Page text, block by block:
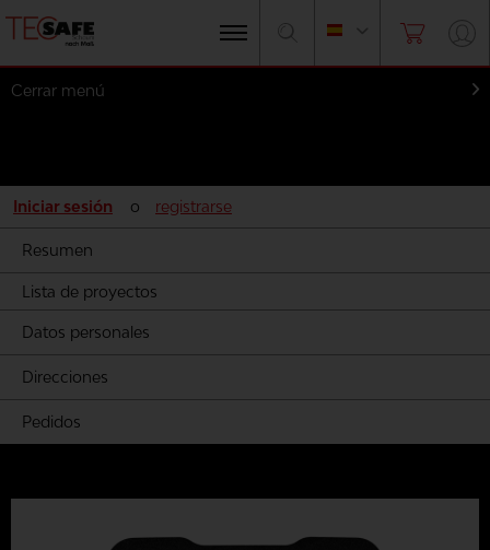
Cerrar menú
Iniciar sesión o registrarse
Resumen
Lista de proyectos
Datos personales
Direcciones
Pedidos